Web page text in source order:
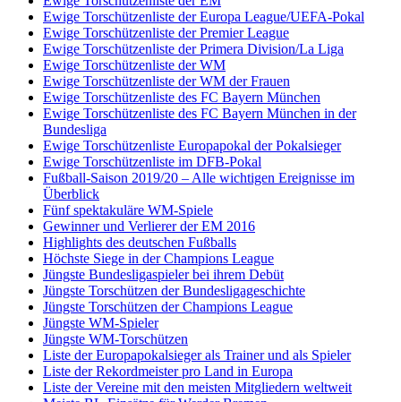
Ewige Torschützenliste der Europa League/UEFA-Pokal
Ewige Torschützenliste der Premier League
Ewige Torschützenliste der Primera Division/La Liga
Ewige Torschützenliste der WM
Ewige Torschützenliste der WM der Frauen
Ewige Torschützenliste des FC Bayern München
Ewige Torschützenliste des FC Bayern München in der
Bundesliga
Ewige Torschützenliste Europapokal der Pokalsieger
Ewige Torschützenliste im DFB-Pokal
Fußball-Saison 2019/20 – Alle wichtigen Ereignisse im
Überblick
Fünf spektakuläre WM-Spiele
Gewinner und Verlierer der EM 2016
Highlights des deutschen Fußballs
Höchste Siege in der Champions League
Jüngste Bundesligaspieler bei ihrem Debüt
Jüngste Torschützen der Bundesligageschichte
Jüngste Torschützen der Champions League
Jüngste WM-Spieler
Jüngste WM-Torschützen
Liste der Europapokalsieger als Trainer und als Spieler
Liste der Rekordmeister pro Land in Europa
Liste der Vereine mit den meisten Mitgliedern weltweit